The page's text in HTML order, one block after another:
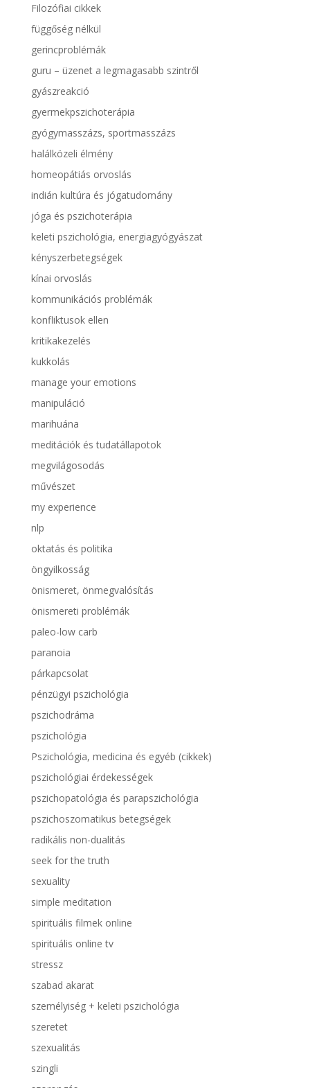
Filozófiai cikkek
függőség nélkül
gerincproblémák
guru – üzenet a legmagasabb szintről
gyászreakció
gyermekpszichoterápia
gyógymasszázs, sportmasszázs
halálközeli élmény
homeopátiás orvoslás
indián kultúra és jógatudomány
jóga és pszichoterápia
keleti pszichológia, energiagyógyászat
kényszerbetegségek
kínai orvoslás
kommunikációs problémák
konfliktusok ellen
kritikakezelés
kukkolás
manage your emotions
manipuláció
marihuána
meditációk és tudatállapotok
megvilágosodás
művészet
my experience
nlp
oktatás és politika
öngyilkosság
önismeret, önmegvalósítás
önismereti problémák
paleo-low carb
paranoia
párkapcsolat
pénzügyi pszichológia
pszichodráma
pszichológia
Pszichológia, medicina és egyéb (cikkek)
pszichológiai érdekességek
pszichopatológia és parapszichológia
pszichoszomatikus betegségek
radikális non-dualitás
seek for the truth
sexuality
simple meditation
spirituális filmek online
spirituális online tv
stressz
szabad akarat
személyiség + keleti pszichológia
szeretet
szexualitás
szingli